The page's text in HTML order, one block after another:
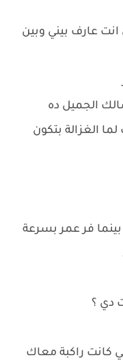
عارف بيني وبين
الجميل ده
الغزالة بتكون
بينما فر عمر بسرعة
دي ؟
كانت راكبة معاك